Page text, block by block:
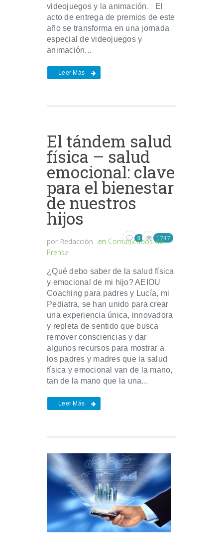
videojuegos y la animación. El
acto de entrega de premios de este
año se transforma en una jornada
especial de videojuegos y
animación...
Leer Más
El tándem salud
física – salud
emocional: clave
para el bienestar
de nuestros
hijos
por Redacción en Comunicados de
Prensa
0 1747
¿Qué debo saber de la salud física
y emocional de mi hijo? AEIOU
Coaching para padres y Lucía, mi
Pediatra, se han unido para crear
una experiencia única, innovadora
y repleta de sentido que busca
remover consciencias y dar
algunos recursos para mostrar a
los padres y madres que la salud
física y emocional van de la mano,
tan de la mano que la una...
Leer Más